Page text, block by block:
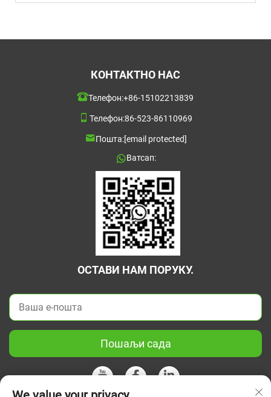
КОНТАКТНО НАС
Телефон:+86-15102213839
Телефон:86-523-86110969
Пошта:[email protected]
Ватсап:
ОСТАВИ НАМ ПОРУКУ.
Пошаљи сада